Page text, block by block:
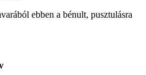
ebben a bénult, pusztulásra